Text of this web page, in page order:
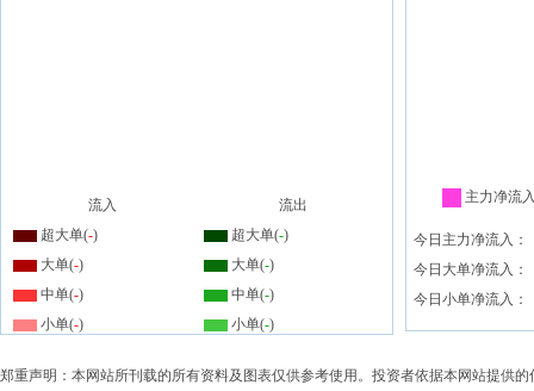
流入
流出
超大单(-) 超大单(-)
大单(-) 大单(-)
中单(-) 中单(-)
小单(-) 小单(-)
主力净流
今日主力净流入：
今日大单净流入：
今日小单净流入：
郑重声明：本网站所刊载的所有资料及图表仅供参考使用。投资者依据本网站提供